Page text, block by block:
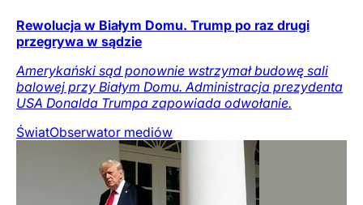
Rewolucja w Białym Domu. Trump po raz drugi
przegrywa w sądzie
Amerykański sąd ponownie wstrzymał budowę sali
balowej przy Białym Domu. Administracja prezydenta
USA Donalda Trumpa zapowiada odwołanie.
ŚwiatObserwator mediów